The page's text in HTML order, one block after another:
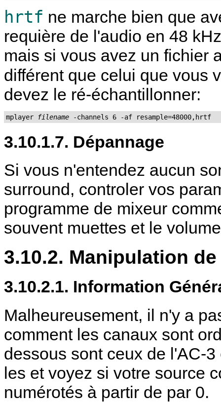
hrtf ne marche bien que
requière de l'audio en 48
mais si vous avez un fichier
différent que celui que vous
devez le ré-échantillonner:
mplayer filename -channels 6 -af resample=48000,hrtf
3.10.1.7. Dépannage
Si vous n'entendez aucun
surround, controler vos
programme de mixeur
souvent muettes et le
3.10.2. Manipulation
3.10.2.1. Information
Malheureusement, il n'y a
comment les canaux sont
dessous sont ceux de l'AC-
les et voyez si votre source
numérotés à partir de par 0.